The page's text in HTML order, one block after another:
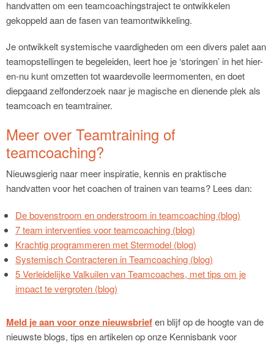
handvatten om een teamcoachingstraject te ontwikkelen
gekoppeld aan de fasen van teamontwikkeling.
Je ontwikkelt systemische vaardigheden om een divers palet aan
teamopstellingen te begeleiden, leert hoe je ‘storingen’ in het hier-
en-nu kunt omzetten tot waardevolle leermomenten, en doet
diepgaand zelfonderzoek naar je magische en dienende plek als
teamcoach en teamtrainer.
Meer over Teamtraining of
teamcoaching?
Nieuwsgierig naar meer inspiratie, kennis en praktische
handvatten voor het coachen of trainen van teams? Lees dan:
De bovenstroom en onderstroom in teamcoaching (blog)
7 team interventies voor teamcoaching (blog)
Krachtig programmeren met Stermodel (blog)
Systemisch Contracteren in Teamcoaching (blog)
5 Verleidelijke Valkuilen van Teamcoaches, met tips om je
impact te vergroten (blog)
Meld je aan voor onze nieuwsbriefen blijf op de hoogte van de
nieuwste blogs, tips en artikelen op onze Kennisbank voor